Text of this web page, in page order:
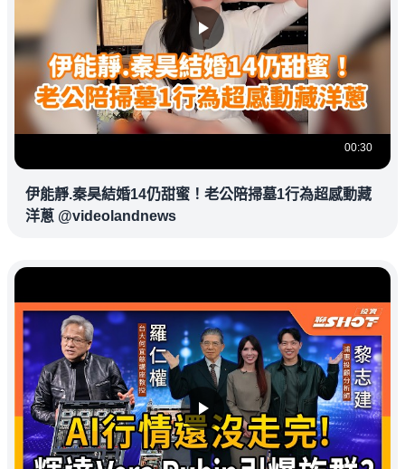
00:30
伊能靜.秦昊結婚14仍甜蜜！老公陪掃墓1行為超感動藏
洋蔥 @videolandnews